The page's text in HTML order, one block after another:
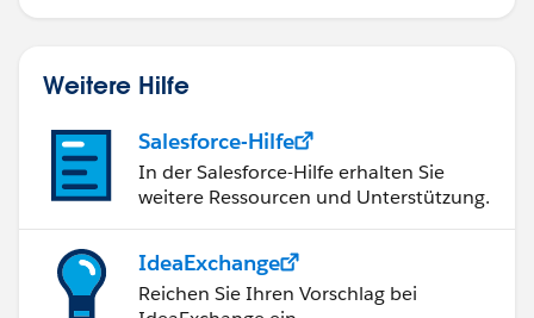
Weitere Hilfe
Salesforce-Hilfe
In der Salesforce-Hilfe erhalten Sie
weitere Ressourcen und Unterstützung.
IdeaExchange
Reichen Sie Ihren Vorschlag bei